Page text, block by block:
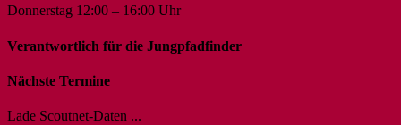
Donnerstag 12:00 – 16:00 Uhr
Verantwortlich für die Jungpfadfinder
Nächste Termine
Lade Scoutnet-Daten ...